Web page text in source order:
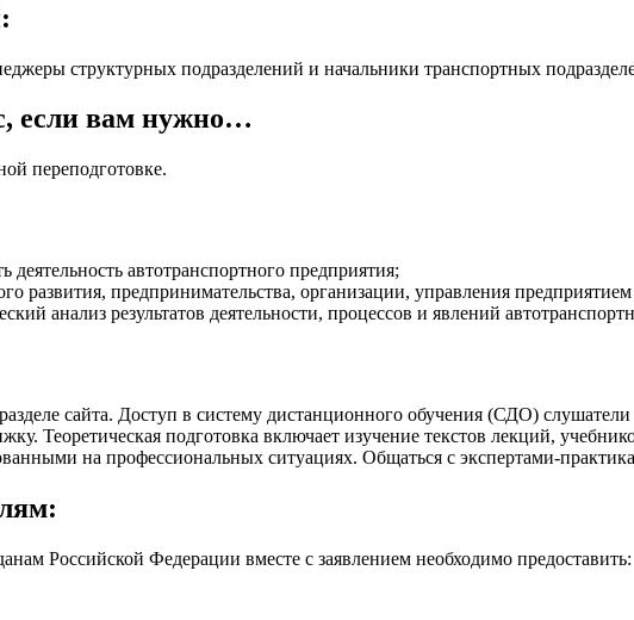
структурных подразделений и начальники транспортных
если вам нужно…
переподготовке.
деятельность автотранспортного предприятия;
развития, предпринимательства, организации, управления
анализ результатов деятельности, процессов и явлений
сайта. Доступ в систему дистанционного обучения (СДО)
Теоретическая подготовка включает изучение текстов лекций,
на профессиональных ситуациях. Общаться с экспертами-
Российской Федерации вместе с заявлением необходимо предоставить: